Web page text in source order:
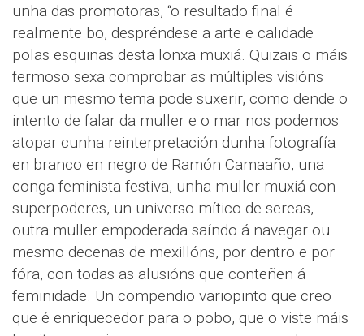
unha das promotoras, “o resultado final é
realmente bo, despréndese a arte e calidade
polas esquinas desta lonxa muxiá. Quizais o máis
fermoso sexa comprobar as múltiples visións
que un mesmo tema pode suxerir, como dende o
intento de falar da muller e o mar nos podemos
atopar cunha reinterpretación dunha fotografía
en branco en negro de Ramón Camaaño, una
conga feminista festiva, unha muller muxiá con
superpoderes, un universo mítico de sereas,
outra muller empoderada saíndo á navegar ou
mesmo decenas de mexillóns, por dentro e por
fóra, con todas as alusións que conteñen á
feminidade. Un compendio variopinto que creo
que é enriquecedor para o pobo, que o viste máis